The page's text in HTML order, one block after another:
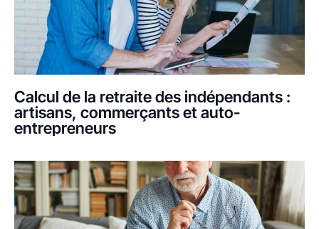
Calcul de la retraite des indépendants :
artisans, commerçants et auto-
entrepreneurs